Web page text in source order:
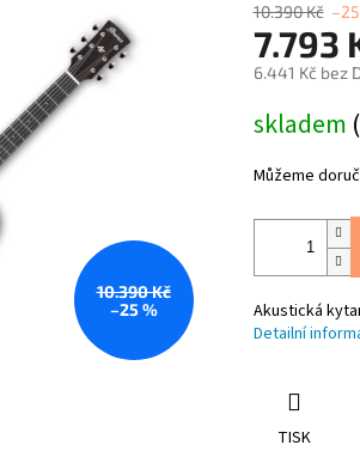
10.390 Kč
–25 %
10.390 Kč
7.793
6.441 Kč bez
cena:
skladem
Můžeme
Akustická
Detailní
TISK